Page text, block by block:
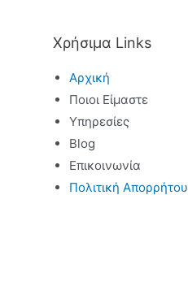
Χρήσιμα Links
Αρχική
Ποιοι Είμαστε
Υπηρεσίες
Blog
Επικοινωνία
Πολιτική Απορρήτου